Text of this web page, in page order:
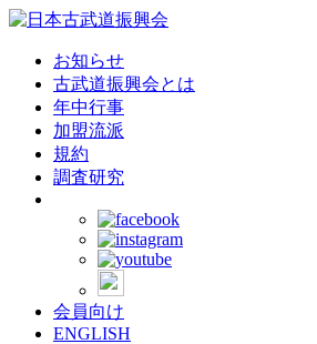
お知らせ
古武道振興会とは
年中行事
加盟流派
規約
調査研究
会員向け
ENGLISH